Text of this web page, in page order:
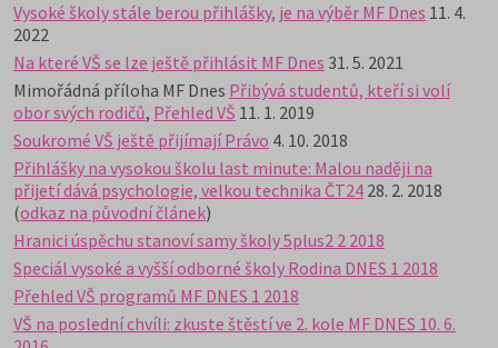
Vysoké školy stále berou přihlášky, je na výběr MF Dnes 11. 4.
2022
Na které VŠ se lze ještě přihlásit MF Dnes 31. 5. 2021
Mimořádná příloha MF Dnes Přibývá studentů, kteří si volí
obor svých rodičů, Přehled VŠ 11. 1. 2019
Soukromé VŠ ještě přijímají Právo 4. 10. 2018
Přihlášky na vysokou školu last minute: Malou naději na
přijetí dává psychologie, velkou technika ČT24 28. 2. 2018
(odkaz na původní článek)
Hranici úspěchu stanoví samy školy 5plus2 2 2018
Speciál vysoké a vyšší odborné školy Rodina DNES 1 2018
Přehled VŠ programů MF DNES 1 2018
VŠ na poslední chvíli: zkuste štěstí ve 2. kole MF DNES 10. 6.